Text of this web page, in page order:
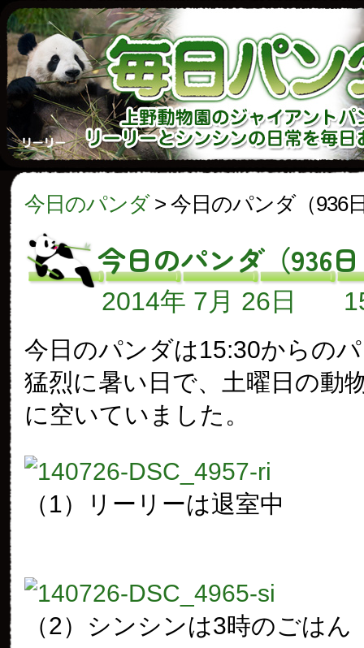
今日のパンダ> 今日のパンダ（936
今日のパンダ（936
2014年 7月 26日
今日のパンダは15:30からの
猛烈に暑い日で、土曜日の動
に空いていました。
（1）リーリーは退室中
（2）シンシンは3時のごはん